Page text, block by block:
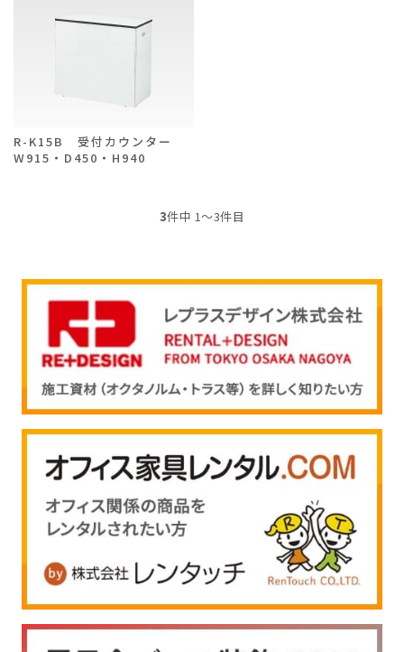
R-K15B 受付カウンター
W915・D450・H940
3件中 1〜3件目